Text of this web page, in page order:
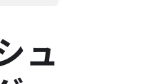
ュ